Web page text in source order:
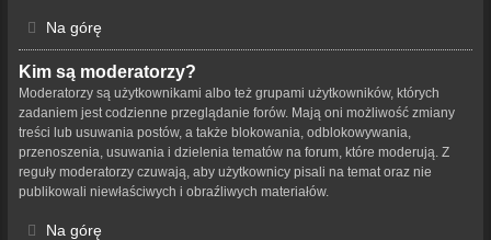
Na górę
Kim są moderatorzy?
Moderatorzy są użytkownikami albo też grupami użytkowników, których
zadaniem jest codzienne przeglądanie forów. Mają oni możliwość zmiany
treści lub usuwania postów, a także blokowania, odblokowywania,
przenoszenia, usuwania i dzielenia tematów na forum, które moderują. Z
reguły moderatorzy czuwają, aby użytkownicy pisali na temat oraz nie
publikowali niewłaściwych i obraźliwych materiałów.
Na górę